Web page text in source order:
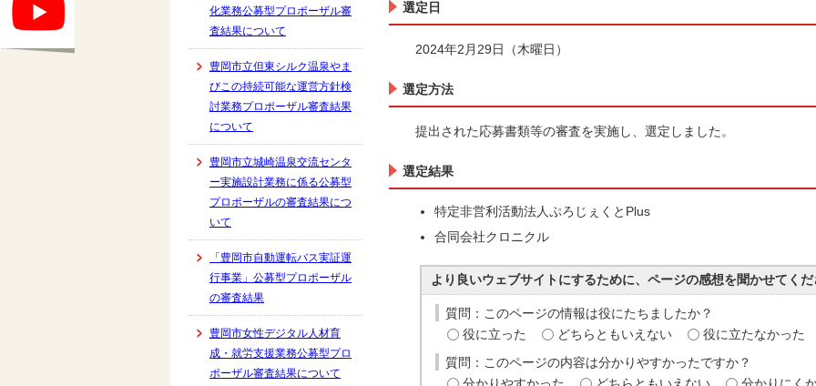
選定日
2024年2月29日（木曜日）
選定方法
提出された応募書類等の審査を実施し、選定しました。
選定結果
特定非営利活動法人ぷろじぇくとPlus
合同会社クロニクル
より良いウェブサイトにするために、ページの感想を聞かせてくだ
質問：このページの情報は役にたちましたか？
役に立った
どちらともいえない 役に立たなかった
質問：このページの内容は分かりやすかったですか？
化業務公募型プロポーザル審
査結果について
豊岡市立但東シルク温泉やま
びこの持続可能な運営方針検
討業務プロポーザル審査結果
について
豊岡市立城崎温泉交流センタ
ー実施設計業務に係る公募型
プロポーザルの審査結果につ
いて
「豊岡市自動運転バス実証運
行事業」公募型プロポーザル
の審査結果
豊岡市女性デジタル人材育
成・就労支援業務公募型プロ
ポーザル審査結果について